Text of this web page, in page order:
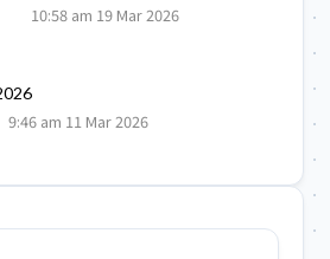
10:58 am 19 Mar 2026
9:46 am 11 Mar 2026